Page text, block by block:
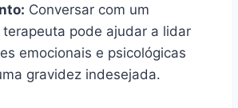
Conversar com um
terapeuta pode ajudar a lidar
emocionais e psicológicas
gravidez indesejada.